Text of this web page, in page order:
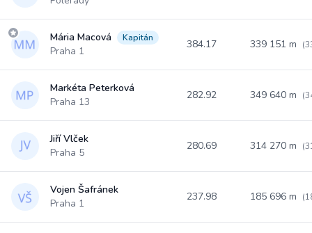
Mária Macová Kapitán
Praha 1
384.17 339 151 m
Markéta Peterková
Praha 13
282.92 349 640 m
Jiří Vlček
Praha 5
280.69 314 270 m
Vojen Šafránek
Praha 1
237.98 185 696 m